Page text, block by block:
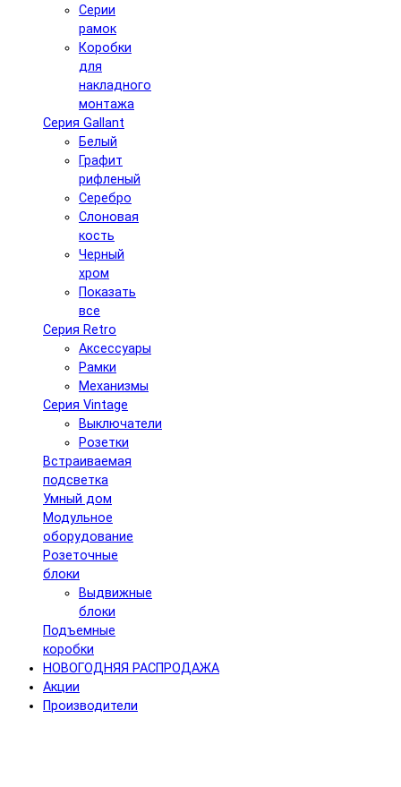
Серии
рамок
Коробки
для
накладного
монтажа
Серия Gallant
Белый
Графит
рифленый
Серебро
Слоновая
кость
Черный
хром
Показать
все
Серия Retro
Аксессуары
Рамки
Механизмы
Серия Vintage
Выключатели
Розетки
Встраиваемая
подсветка
Умный дом
Модульное
оборудование
Розеточные
блоки
Выдвижные
блоки
Подъемные
коробки
НОВОГОДНЯЯ РАСПРОДАЖА
Акции
Производители